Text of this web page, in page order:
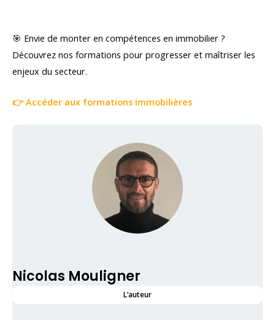
🎯 Envie de monter en compétences en immobilier ?
Découvrez nos formations pour progresser et maîtriser les
enjeux du secteur.
👉 Accéder aux formations immobilières
Nicolas Mouligner
L’auteur